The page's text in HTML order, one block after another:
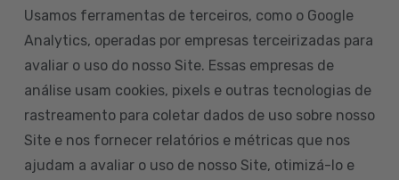
Usamos ferramentas de terceiros, como o Google
Analytics, operadas por empresas terceirizadas para
avaliar o uso do nosso Site. Essas empresas de
análise usam cookies, pixels e outras tecnologias de
rastreamento para coletar dados de uso sobre nosso
Site e nos fornecer relatórios e métricas que nos
ajudam a avaliar o uso de nosso Site, otimizá-lo e